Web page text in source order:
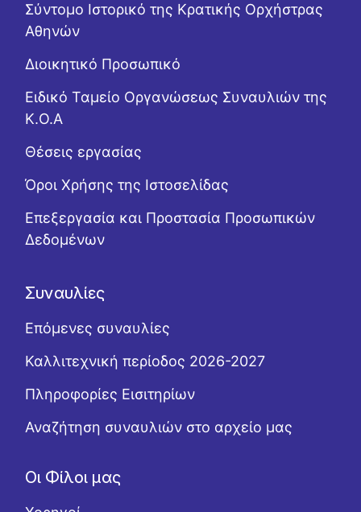
Σύντομο Ιστορικό της Κρατικής Ορχήστρας
Αθηνών
Διοικητικό Προσωπικό
Ειδικό Ταμείο Οργανώσεως Συναυλιών της
Κ.Ο.Α
Θέσεις εργασίας
Όροι Χρήσης της Ιστοσελίδας
Επεξεργασία και Προστασία Προσωπικών
Δεδομένων
Συναυλίες
Επόμενες συναυλίες
Καλλιτεχνική περίοδος 2026-2027
Πληροφορίες Εισιτηρίων
Αναζήτηση συναυλιών στο αρχείο μας
Οι Φίλοι μας